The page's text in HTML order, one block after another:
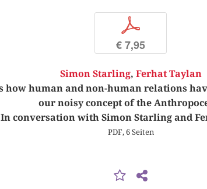
p
€ 7,95
Simon Starling, Ferhat Taylan
how human and non-human relations
our noisy concept of the
In conversation with Simon Starling and
PDF, 6 Seiten